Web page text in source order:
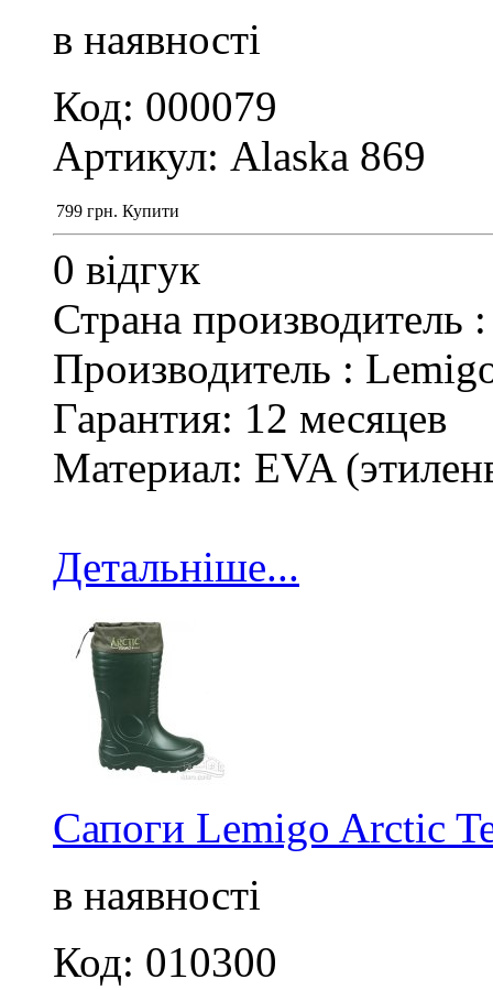
в наявності
Код: 000079
Артикул: Alaska 869
799 грн. Купити
0 відгук
Страна производитель
Производитель :
Гарантия: 12 месяцев
Материал: EVA
Детальніше...
Сапоги Lemigo Arctic
в наявності
Код: 010300